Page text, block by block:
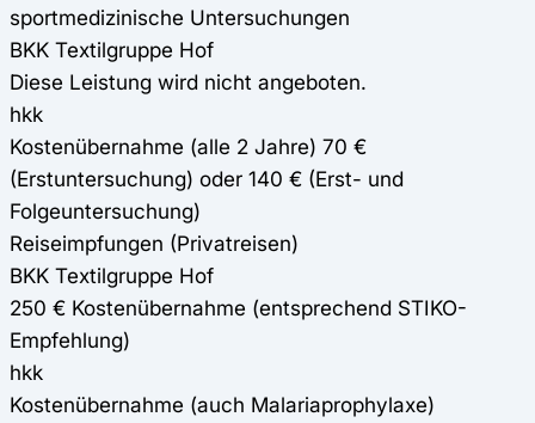
sportmedizinische Untersuchungen
BKK Textilgruppe Hof
Diese Leistung wird nicht angeboten.
hkk
Kostenübernahme (alle 2 Jahre) 70 €
(Erstuntersuchung) oder 140 € (Erst- und
Folgeuntersuchung)
Reiseimpfungen (Privatreisen)
BKK Textilgruppe Hof
250 € Kostenübernahme (entsprechend STIKO-
Empfehlung)
hkk
Kostenübernahme (auch Malariaprophylaxe)